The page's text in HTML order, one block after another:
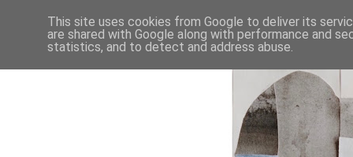
This site uses cookies from Google to deliver its
are shared with Google along with performance and
statistics, and to detect and address abuse.